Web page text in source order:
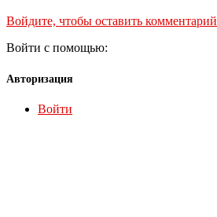
Войдите, чтобы оставить комментарий
Войти с помощью:
Авторизация
Войти